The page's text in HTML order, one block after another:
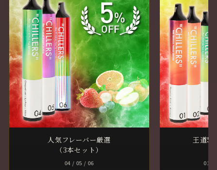
人気フレーバー厳選
（3本セット）
04 / 05 / 06
王道5
01 /